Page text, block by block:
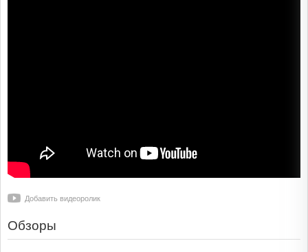
Добавить видеоролик
Обзоры